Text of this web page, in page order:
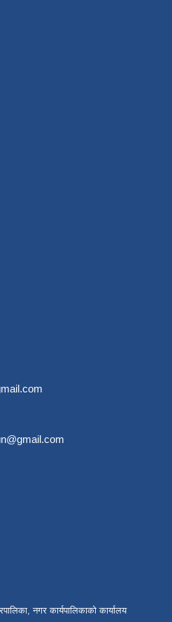
नगर कार्यपालिकाको कार्यालय